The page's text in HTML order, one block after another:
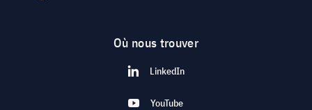
Où nous trouver
LinkedIn
YouTube